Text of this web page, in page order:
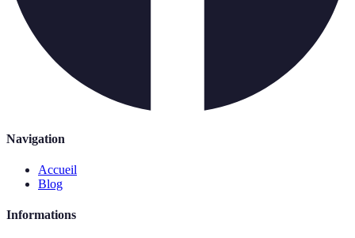
Navigation
Accueil
Blog
Informations